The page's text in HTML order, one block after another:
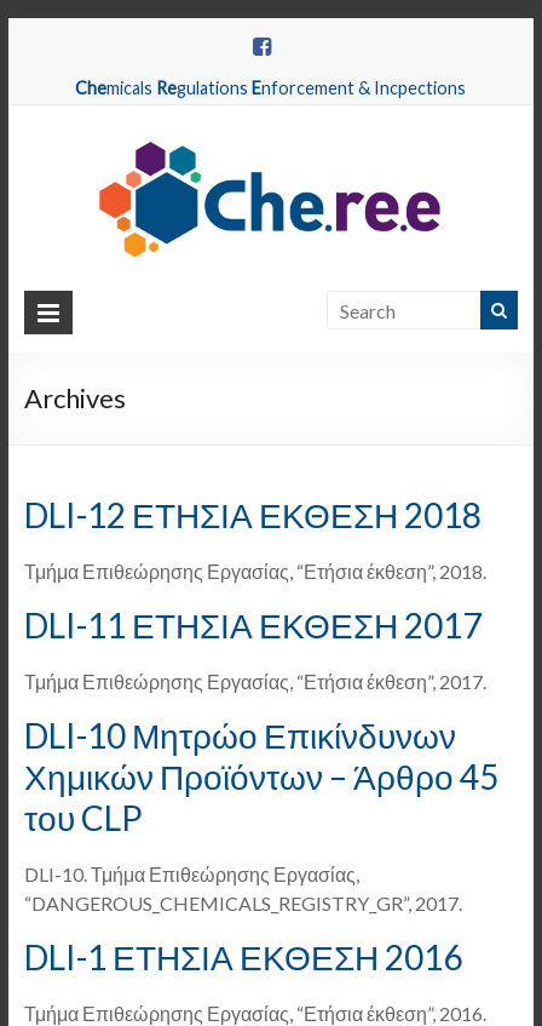
Chemicals RegulationsEnforcement & Incpections
CHEREE
Enforcement
Archives
DLI-12 ΕΤΗΣΙΑ ΕΚΘΕΣΗ 2018
Τμήμα Επιθεώρησης Εργασίας, “Ετήσια έκθεση”, 2018.
DLI-11 ΕΤΗΣΙΑ ΕΚΘΕΣΗ 2017
Τμήμα Επιθεώρησης Εργασίας, “Ετήσια έκθεση”, 2017.
DLI-10 Μητρώο Επικίνδυνων
Χημικών Προϊόντων – Άρθρο 45
του CLP
DLI-10. Τμήμα Επιθεώρησης Εργασίας,
“DANGEROUS_CHEMICALS_REGISTRY_GR”, 2017.
DLI-1 ΕΤΗΣΙΑ ΕΚΘΕΣΗ 2016
Τμήμα Επιθεώρησης Εργασίας, “Ετήσια έκθεση”, 2016.